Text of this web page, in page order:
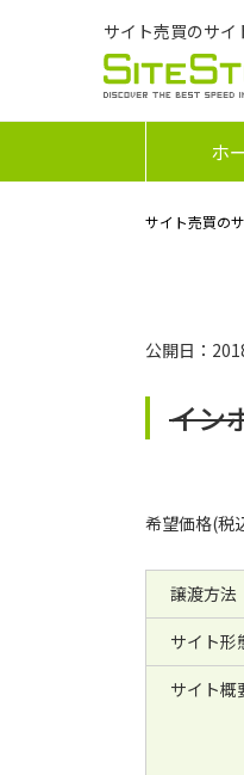
サイト売買のサ
ホ
サイト売買の
公開日：
イン
希望価格(税
譲渡方法
サイト形
サイト概